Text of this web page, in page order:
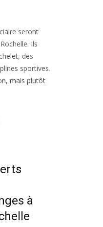
seront
Ils
des
sportives.
mais plutôt
à